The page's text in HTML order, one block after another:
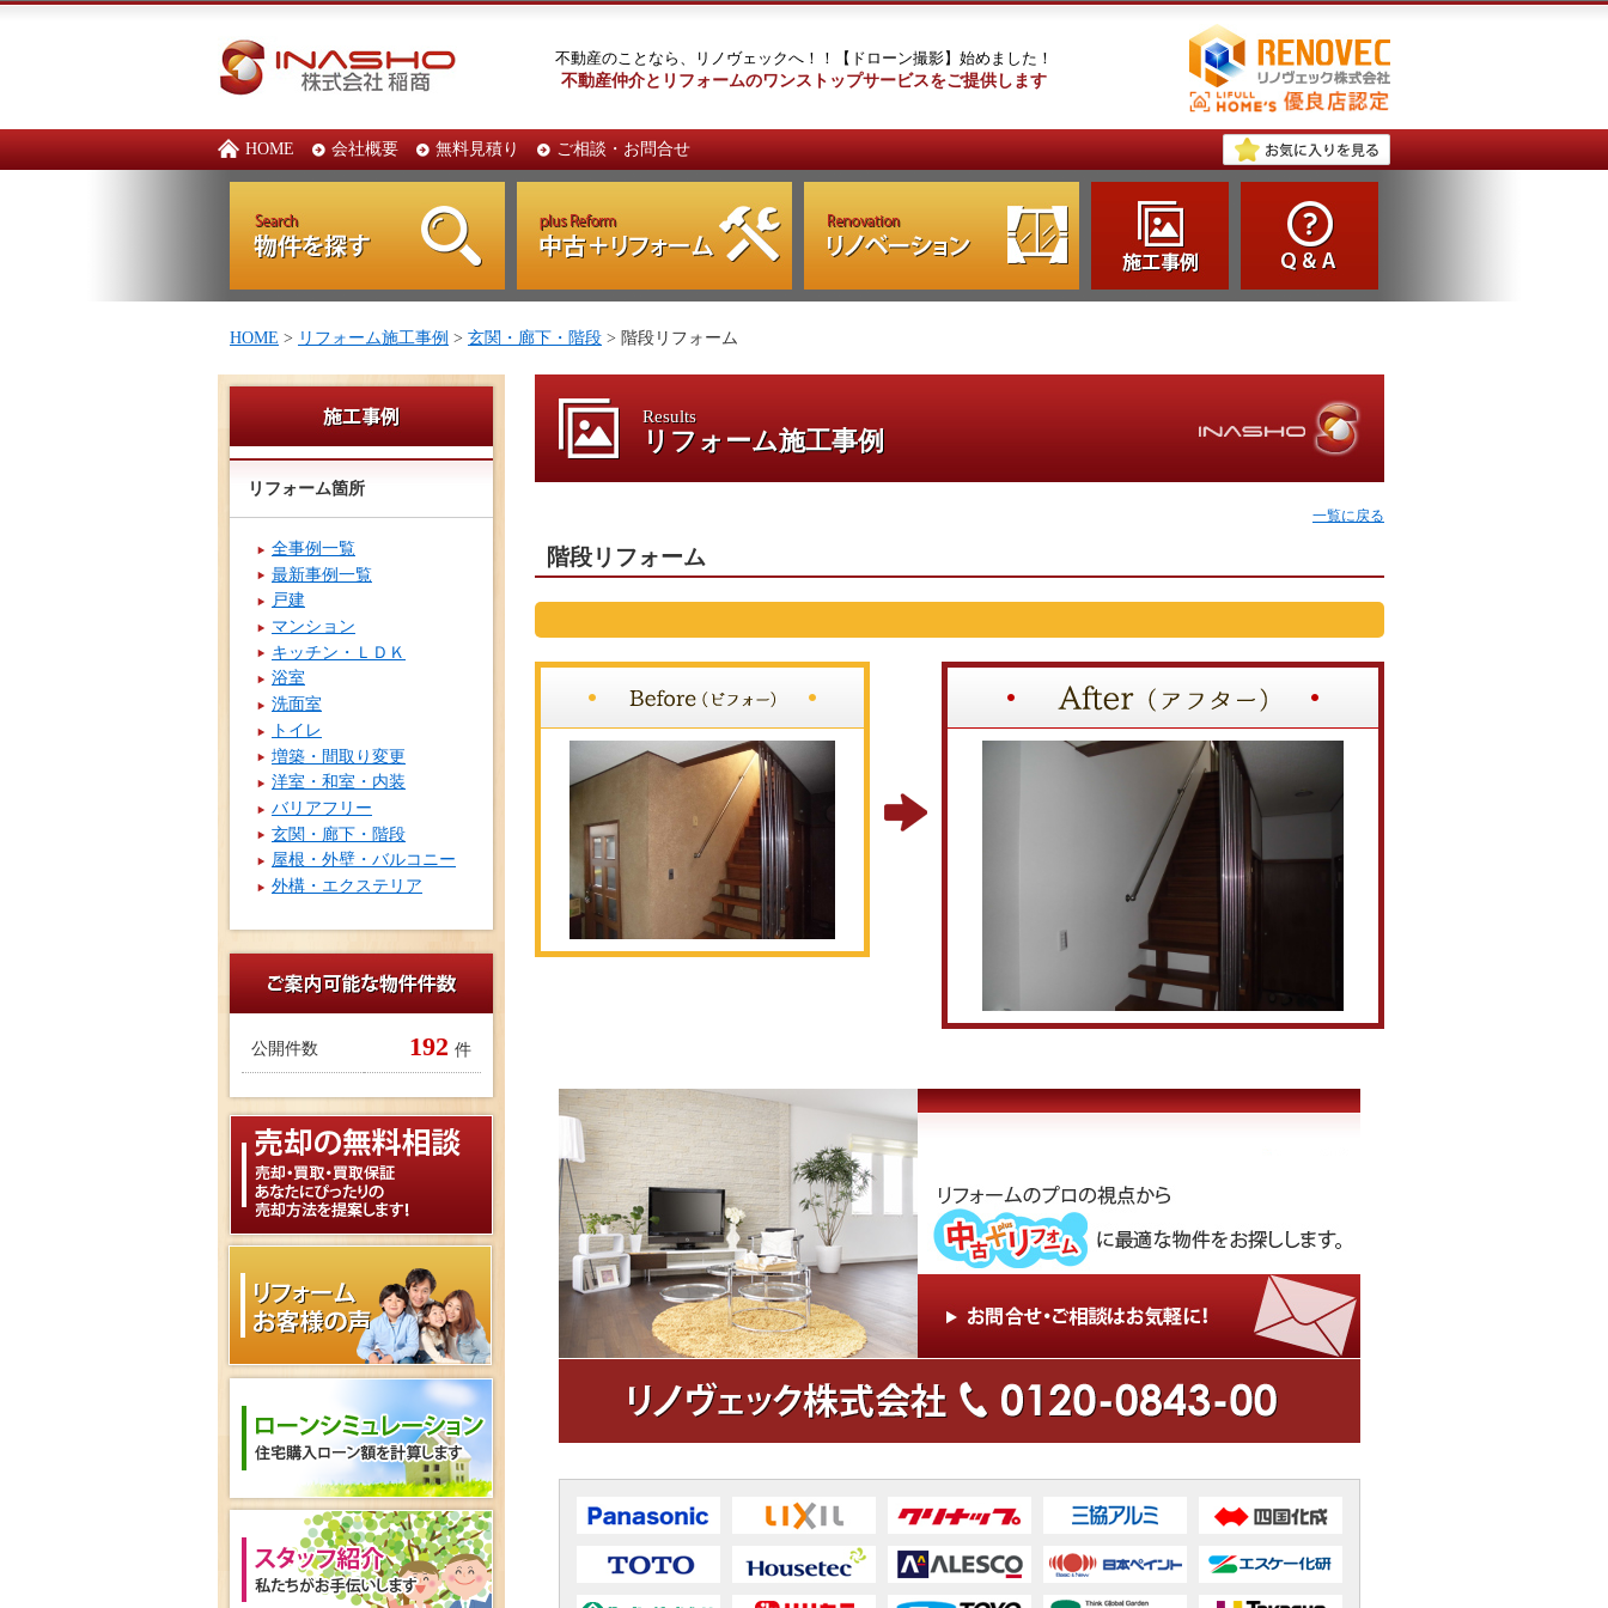
不動産のことなら、リノヴェックへ！！【ドローン撮影】始めました！
不動産仲介とリフォームのワンストップサービスをご提供します
HOME 会社概要 無料見積り ご相談・お問合せ
HOME > リフォーム施工事例 > 玄関・廊下・階段 > 階段リフォーム
リフォーム箇所
全事例一覧
最新事例一覧
戸建
マンション
キッチン・ＬＤＫ
浴室
洗面室
トイレ
増築・間取り変更
洋室・和室・内装
バリアフリー
玄関・廊下・階段
屋根・外壁・バルコニー
外構・エクステリア
公開件数 192 件
Results
リフォーム施工事例
一覧に戻る
階段リフォーム